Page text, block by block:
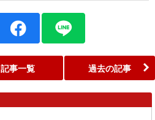
記事一覧 過去の記事